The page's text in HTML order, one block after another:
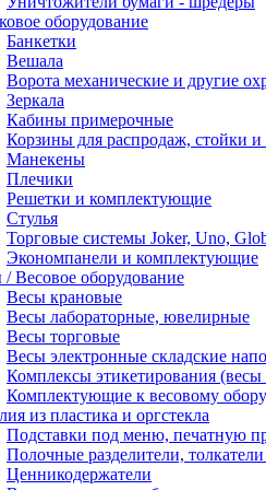
оборудование
Банкетки
Вешала
Ворота механические и другие
Зеркала
Кабины примерочные
Корзины для распродаж, стойки и
Манекены
Плечики
Решетки и комплектующие
Стулья
Торговые системы Joker, Uno,
Экономпанели и комплектующие
Весовое оборудование
Весы крановые
Весы лабораторные, ювелирные
Весы торговые
Весы электронные складские
Комплексы этикетирования (весы
Комплектующие к весовому
из пластика и оргстекла
Подставки под меню, печатную
Полочные разделители,
Ценникодержатели